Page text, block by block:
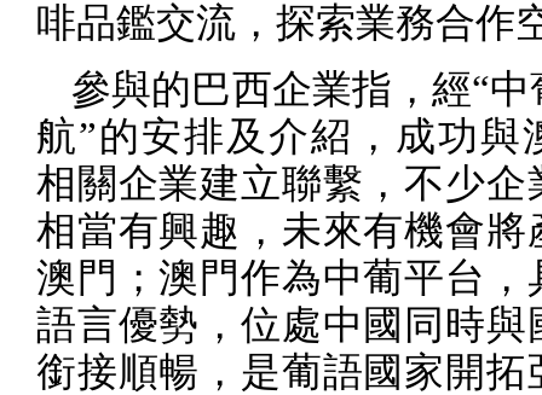
啡品鑑交流，探索業務合作
參與的巴西企業指，經“
航”的安排及介紹，成功與
相關企業建立聯繫，不少企
相當有興趣，未來有機會將
澳門；澳門作為中葡平台，
語言優勢，位處中國同時與
銜接順暢，是葡語國家開拓